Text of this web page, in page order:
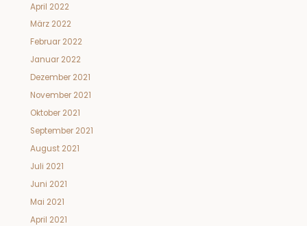
April 2022
März 2022
Februar 2022
Januar 2022
Dezember 2021
November 2021
Oktober 2021
September 2021
August 2021
Juli 2021
Juni 2021
Mai 2021
April 2021